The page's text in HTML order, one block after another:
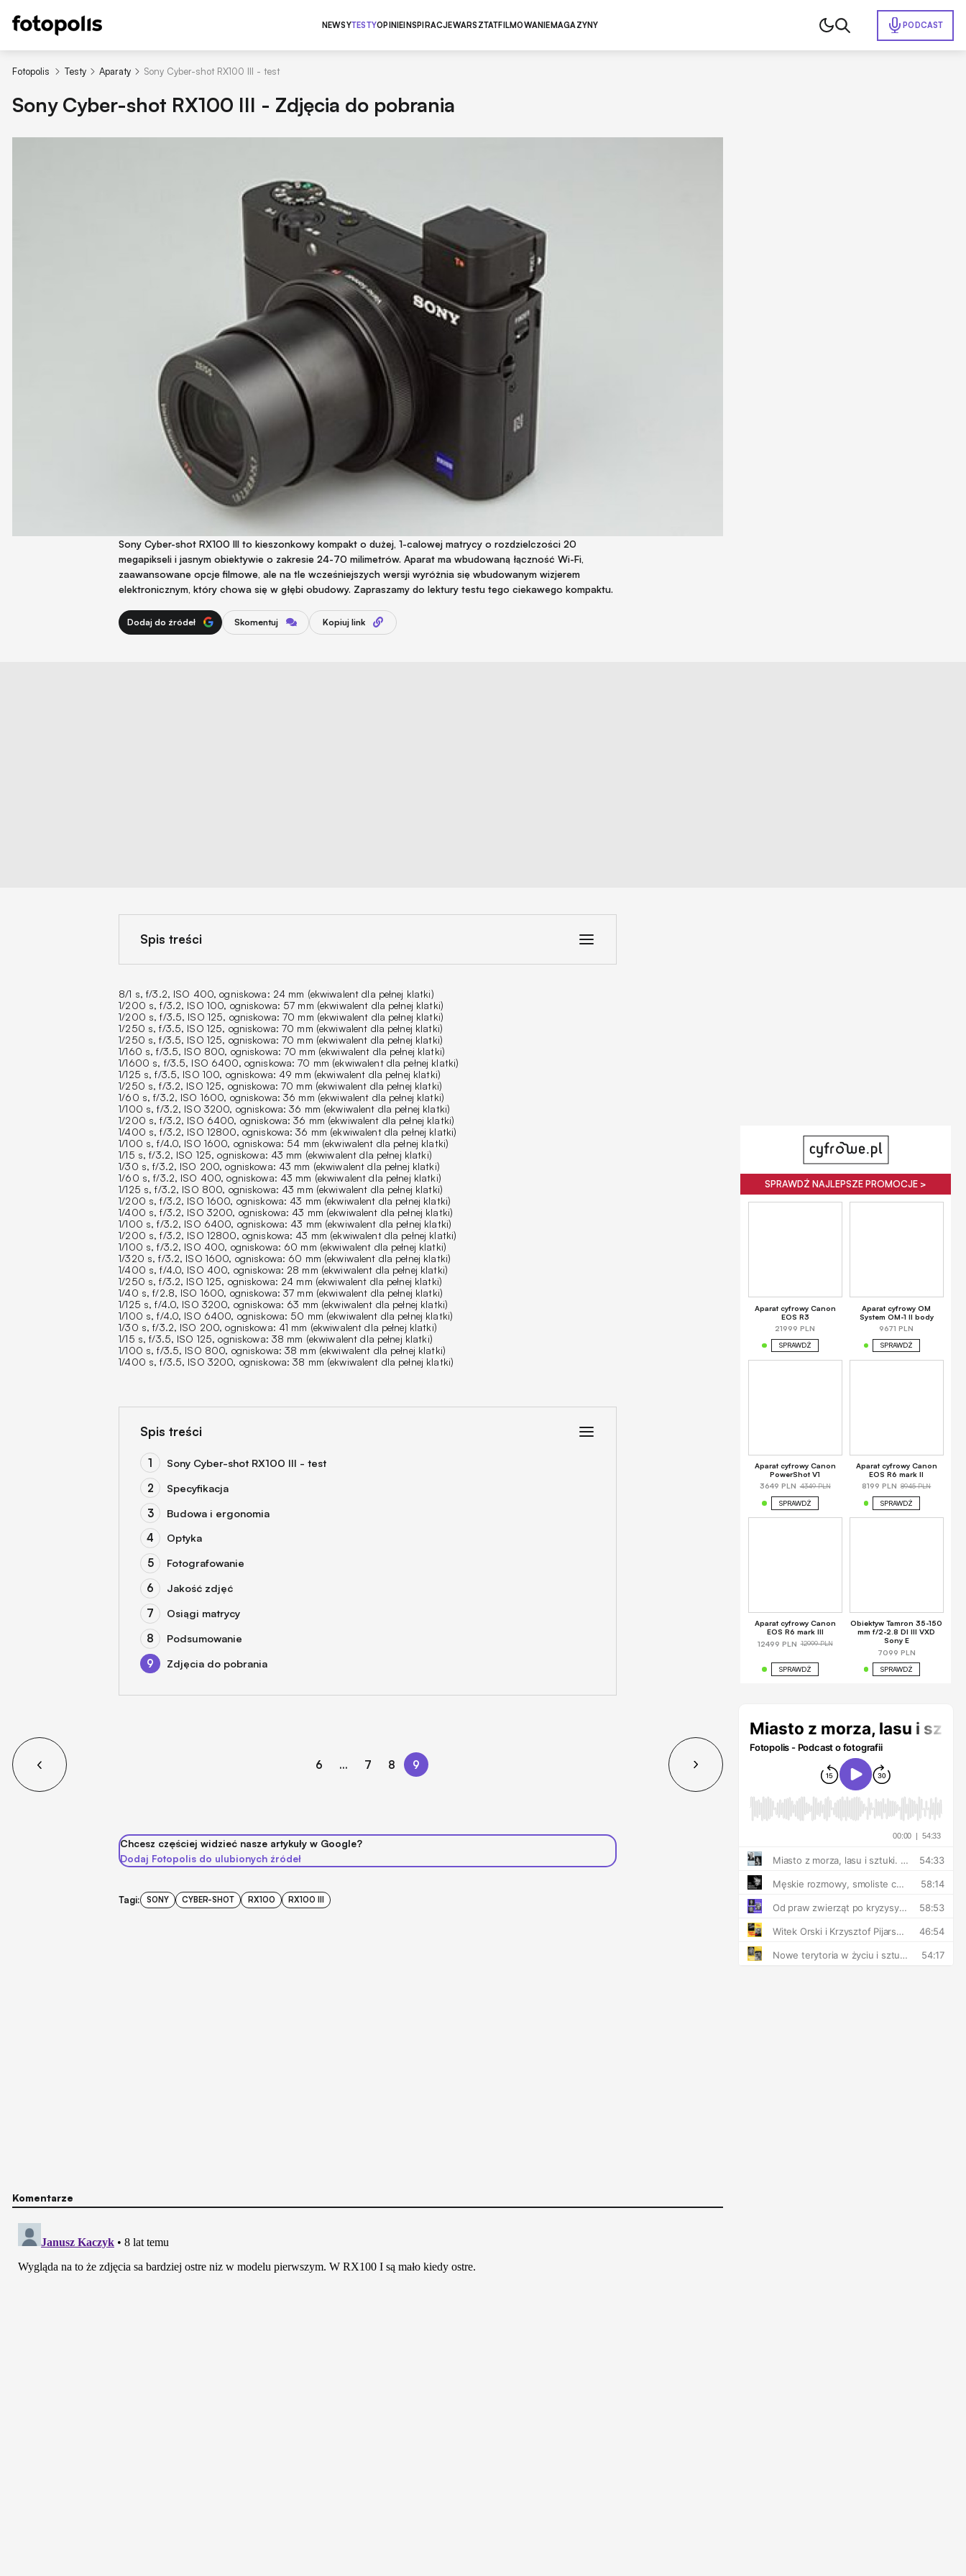
NEWSYTESTYOPINIEINSPIRACJEWARSZTATFILMOWANIEMAGAZYNY PODCAST
Fotopolis Testy Aparaty Sony Cyber-shot RX100 III - test
Sony Cyber-shot RX100 III - Zdjęcia do pobrania
Sony Cyber-shot RX100 III to kieszonkowy kompakt o dużej, 1-calowej matrycy o rozdzielczości 20
megapikseli i jasnym obiektywie o zakresie 24-70 milimetrów. Aparat ma wbudowaną łączność Wi-Fi,
zaawansowane opcje filmowe, ale na tle wcześniejszych wersji wyróżnia się wbudowanym wizjerem
elektronicznym, który chowa się w głębi obudowy. Zapraszamy do lektury testu tego ciekawego kompaktu.
Dodaj do źródeł Skomentuj Kopiuj link
Spis treści
8/1 s, f/3.2, ISO 400, ogniskowa: 24 mm (ekwiwalent dla pełnej klatki)
1/200 s, f/3.2, ISO 100, ogniskowa: 57 mm (ekwiwalent dla pełnej klatki)
1/200 s, f/3.5, ISO 125, ogniskowa: 70 mm (ekwiwalent dla pełnej klatki)
1/250 s, f/3.5, ISO 125, ogniskowa: 70 mm (ekwiwalent dla pełnej klatki)
1/250 s, f/3.5, ISO 125, ogniskowa: 70 mm (ekwiwalent dla pełnej klatki)
1/160 s, f/3.5, ISO 800, ogniskowa: 70 mm (ekwiwalent dla pełnej klatki)
1/1600 s, f/3.5, ISO 6400, ogniskowa: 70 mm (ekwiwalent dla pełnej klatki)
1/125 s, f/3.5, ISO 100, ogniskowa: 49 mm (ekwiwalent dla pełnej klatki)
1/250 s, f/3.2, ISO 125, ogniskowa: 70 mm (ekwiwalent dla pełnej klatki)
1/60 s, f/3.2, ISO 1600, ogniskowa: 36 mm (ekwiwalent dla pełnej klatki)
1/100 s, f/3.2, ISO 3200, ogniskowa: 36 mm (ekwiwalent dla pełnej klatki)
1/200 s, f/3.2, ISO 6400, ogniskowa: 36 mm (ekwiwalent dla pełnej klatki)
1/400 s, f/3.2, ISO 12800, ogniskowa: 36 mm (ekwiwalent dla pełnej klatki)
1/100 s, f/4.0, ISO 1600, ogniskowa: 54 mm (ekwiwalent dla pełnej klatki)
1/15 s, f/3.2, ISO 125, ogniskowa: 43 mm (ekwiwalent dla pełnej klatki)
1/30 s, f/3.2, ISO 200, ogniskowa: 43 mm (ekwiwalent dla pełnej klatki)
1/60 s, f/3.2, ISO 400, ogniskowa: 43 mm (ekwiwalent dla pełnej klatki)
1/125 s, f/3.2, ISO 800, ogniskowa: 43 mm (ekwiwalent dla pełnej klatki)
1/200 s, f/3.2, ISO 1600, ogniskowa: 43 mm (ekwiwalent dla pełnej klatki)
1/400 s, f/3.2, ISO 3200, ogniskowa: 43 mm (ekwiwalent dla pełnej klatki)
1/100 s, f/3.2, ISO 6400, ogniskowa: 43 mm (ekwiwalent dla pełnej klatki)
1/200 s, f/3.2, ISO 12800, ogniskowa: 43 mm (ekwiwalent dla pełnej klatki)
1/100 s, f/3.2, ISO 400, ogniskowa: 60 mm (ekwiwalent dla pełnej klatki)
1/320 s, f/3.2, ISO 1600, ogniskowa: 60 mm (ekwiwalent dla pełnej klatki)
1/400 s, f/4.0, ISO 400, ogniskowa: 28 mm (ekwiwalent dla pełnej klatki)
1/250 s, f/3.2, ISO 125, ogniskowa: 24 mm (ekwiwalent dla pełnej klatki)
1/40 s, f/2.8, ISO 1600, ogniskowa: 37 mm (ekwiwalent dla pełnej klatki)
1/125 s, f/4.0, ISO 3200, ogniskowa: 63 mm (ekwiwalent dla pełnej klatki)
1/100 s, f/4.0, ISO 6400, ogniskowa: 50 mm (ekwiwalent dla pełnej klatki)
1/30 s, f/3.2, ISO 200, ogniskowa: 41 mm (ekwiwalent dla pełnej klatki)
1/15 s, f/3.5, ISO 125, ogniskowa: 38 mm (ekwiwalent dla pełnej klatki)
1/100 s, f/3.5, ISO 800, ogniskowa: 38 mm (ekwiwalent dla pełnej klatki)
1/400 s, f/3.5, ISO 3200, ogniskowa: 38 mm (ekwiwalent dla pełnej klatki)
Spis treści
Sony Cyber-shot RX100 III - test
Specyfikacja
Budowa i ergonomia
Optyka
Fotografowanie
Jakość zdjęć
Osiągi matrycy
Podsumowanie
Zdjęcia do pobrania
6 ... 7 8 9
Chcesz częściej widzieć nasze artykuły w Google?
Dodaj Fotopolis do ulubionych źródeł
Tagi: SONY CYBER-SHOT RX100 RX100 III
Komentarze
SPRAWDŹ NAJLEPSZE PROMOCJE >
Aparat cyfrowy Canon
EOS R3
21999 PLN
SPRAWDŹ
Aparat cyfrowy OM
System OM-1 II body
9671 PLN
SPRAWDŹ
Aparat cyfrowy Canon
PowerShot V1
3649 PLN 4349 PLN
SPRAWDŹ
Aparat cyfrowy Canon
EOS R6 mark II
8199 PLN 8945 PLN
SPRAWDŹ
Aparat cyfrowy Canon
EOS R6 mark III
12499 PLN 12999 PLN
SPRAWDŹ
Obiektyw Tamron 35-150
mm f/2-2.8 DI III VXD
Sony E
7099 PLN
SPRAWDŹ